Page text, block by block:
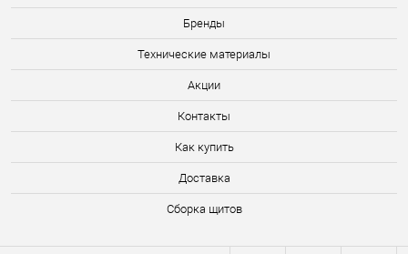
Бренды
Технические материалы
Акции
Контакты
Как купить
Доставка
Сборка щитов